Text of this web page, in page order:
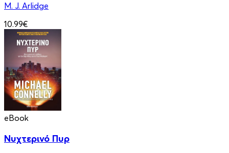
M. J. Arlidge
10.99€
eBook
Νυχτερινό Πυρ